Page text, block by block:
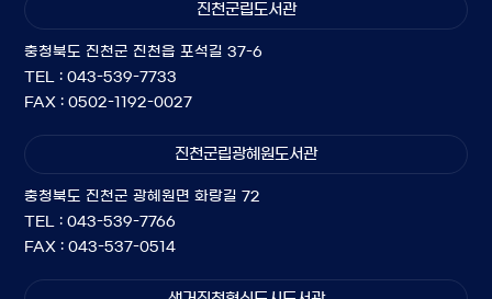
진천군립도서관
충청북도 진천군 진천읍 포석길 37-6
TEL : 043-539-7733
FAX : 0502-1192-0027
진천군립광혜원도서관
충청북도 진천군 광혜원면 화랑길 72
TEL : 043-539-7766
FAX : 043-537-0514